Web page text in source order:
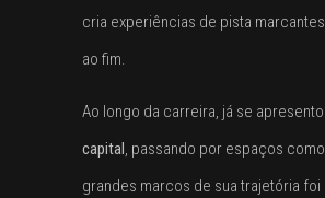
cria experiências de pista
ao fim.
Ao longo da carreira, já se
capital , passando por espaços como
grandes marcos de sua trajetória